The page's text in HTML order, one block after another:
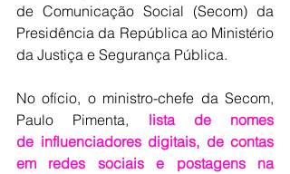
de Comunicação Social (Secom) da
Presidência da República ao Ministério
da Justiça e Segurança Pública.
No ofício, o ministro-chefe da Secom,
Paulo Pimenta, lista de nomes
de influenciadores digitais, de contas
em redes sociais e postagens na